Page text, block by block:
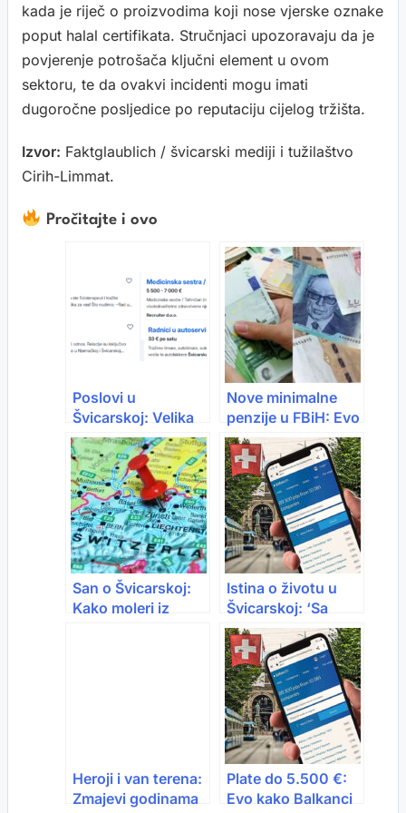
kada je riječ o proizvodima koji nose vjerske oznake
poput halal certifikata. Stručnjaci upozoravaju da je
povjerenje potrošača ključni element u ovom
sektoru, te da ovakvi incidenti mogu imati
dugoročne posljedice po reputaciju cijelog tržišta.
Izvor: Faktglaublich / švicarski mediji i tužilaštvo
Cirih-Limmat.
Pročitajte i ovo
Poslovi u
Švicarskoj: Velika
potražnja, visoke
plate i konkretne
prilike
Nove minimalne
penzije u FBiH: Evo
koliko iznose
prema godinama
staža
San o Švicarskoj:
Kako moleri iz
Istina o životu u
Švicarskoj: ‘Sa
4.500 € si skoro
socijalni slučaj’
Heroji i van terena:
Zmajevi godinama
Plate do 5.500 €:
Evo kako Balkanci